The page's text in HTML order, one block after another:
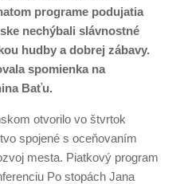
programe podujatia
nechýbali slávnostné
hudby a dobrej zábavy.
spomienka na
Baťu.
otvorilo vo štvrtok
spojené s oceňovaním
mesta. Piatkový program
Po stopách Jana